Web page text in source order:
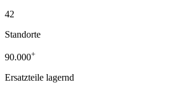
42
Standorte
90.000+
Ersatzteile lagernd